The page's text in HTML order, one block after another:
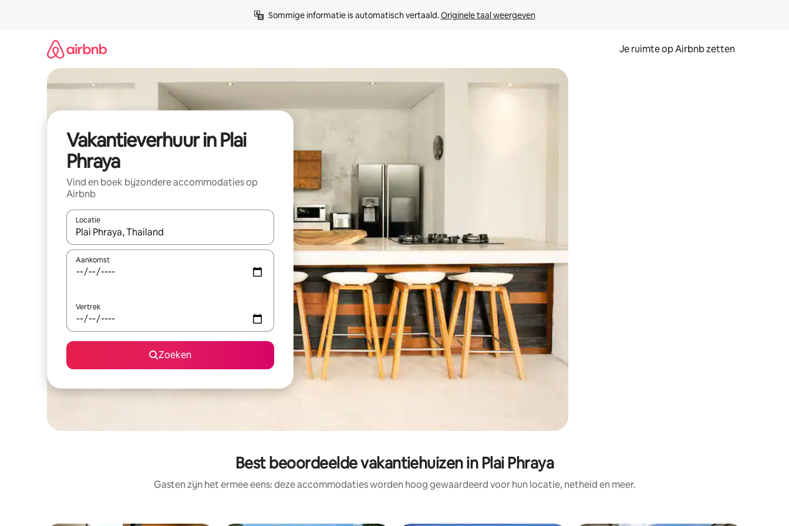
Sommige informatie is automatisch vertaald. Originele taal weergeven
Je ruimte op Airbnb zetten
Vakantieverhuur in Plai
Phraya
Vind en boek bijzondere accommodaties op
Airbnb
Locatie
Wanneer er suggesties beschikbaar zijn, maak je een keuze met je de pijltjestoetsen omhoog en omlaag, óf door te tikken of swipen.
Aankomst
Vertrek
Zoeken
Best beoordeelde vakantiehuizen in Plai Phraya
Gasten zijn het ermee eens: deze accommodaties worden hoog gewaardeerd voor hun locatie, netheid en meer.